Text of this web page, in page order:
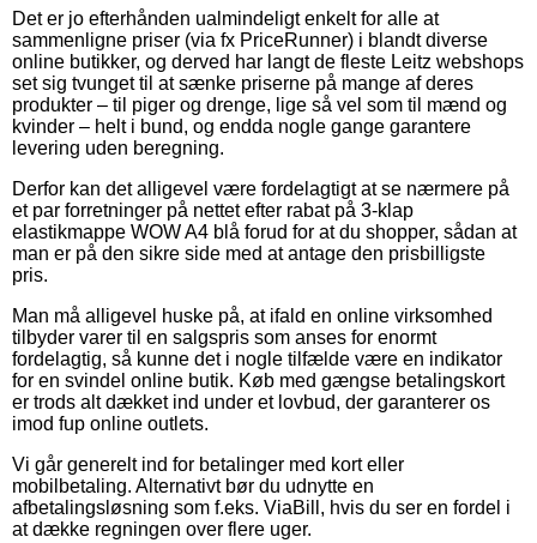
Det er jo efterhånden ualmindeligt enkelt for alle at
sammenligne priser (via fx PriceRunner) i blandt diverse
online butikker, og derved har langt de fleste Leitz webshops
set sig tvunget til at sænke priserne på mange af deres
produkter – til piger og drenge, lige så vel som til mænd og
kvinder – helt i bund, og endda nogle gange garantere
levering uden beregning.
Derfor kan det alligevel være fordelagtigt at se nærmere på
et par forretninger på nettet efter rabat på 3-klap
elastikmappe WOW A4 blå forud for at du shopper, sådan at
man er på den sikre side med at antage den prisbilligste
pris.
Man må alligevel huske på, at ifald en online virksomhed
tilbyder varer til en salgspris som anses for enormt
fordelagtig, så kunne det i nogle tilfælde være en indikator
for en svindel online butik. Køb med gængse betalingskort
er trods alt dækket ind under et lovbud, der garanterer os
imod fup online outlets.
Vi går generelt ind for betalinger med kort eller
mobilbetaling. Alternativt bør du udnytte en
afbetalingsløsning som f.eks. ViaBill, hvis du ser en fordel i
at dække regningen over flere uger.